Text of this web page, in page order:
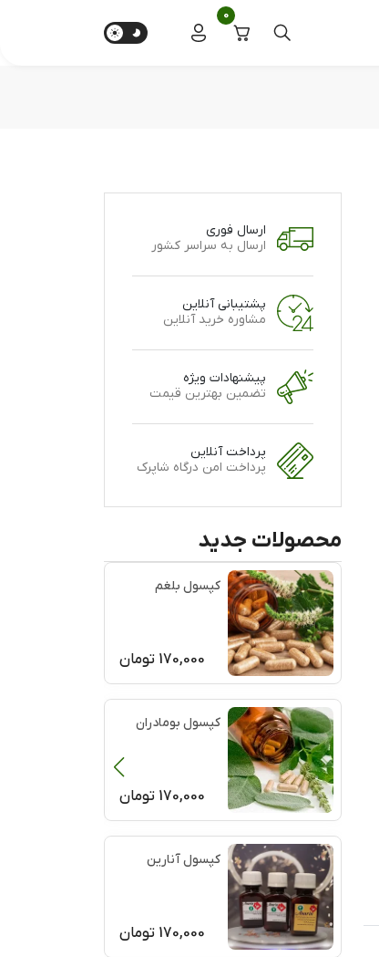
0
ارسال فوری
ارسال به سراسر کشور
پشتیبانی آنلاین
مشاوره خرید آنلاین
پیشنهادات ویژه
تضمین بهترین قیمت
پرداخت آنلاین
پرداخت امن درگاه شاپرک
محصولات جدید
کپسول بلغم
170,000 تومان
کپسول بومادران
170,000 تومان
کپسول آنارین
170,000 تومان